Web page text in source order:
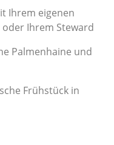
Ihrem eigenen
Ihrem Steward
Palmenhaine und
Frühstück in